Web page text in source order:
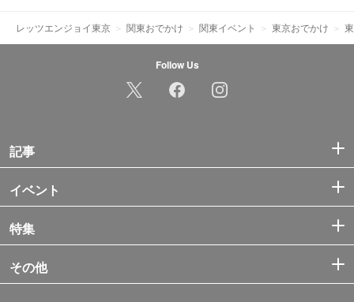
レッツエンジョイ東京 関東おでかけ 関東イベント 東京おでかけ
Follow Us
記事
イベント
特集
その他